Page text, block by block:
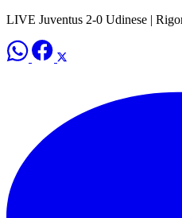
LIVE Juventus 2-0 Udinese |